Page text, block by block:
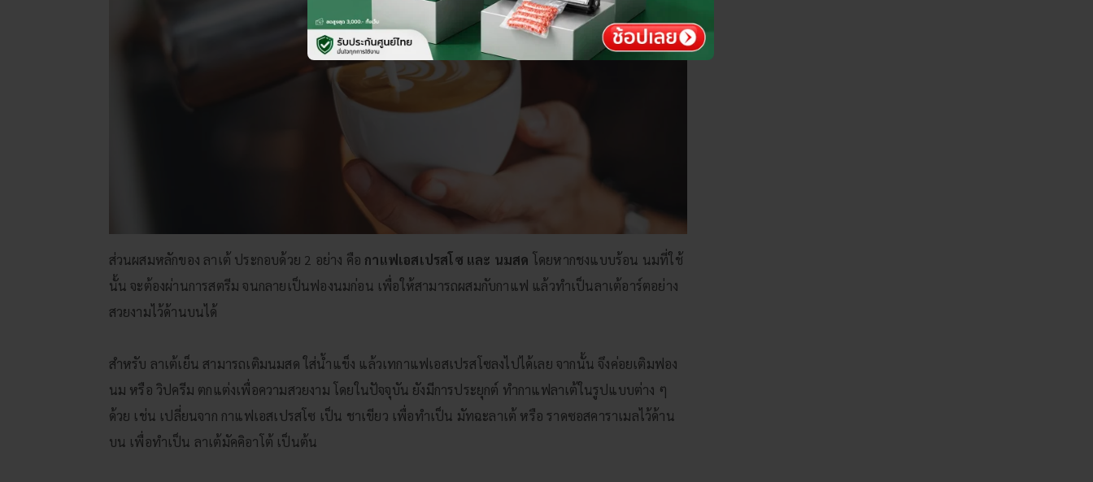
ส่วนผสมหลักของ ลาเต้ ประกอบด้วย 2 อย่าง คือ กาแฟเอสเปรสโซ และ นมสด โดยหากชงแบบร้อน นมที่ใช้
นั้น จะต้องผ่านการสตรีม จนกลายเป็นฟองนมก่อน เพื่อให้สามารถผสมกับกาแฟ แล้วทำเป็นลาเต้อาร์ตอย่าง
สวยงามไว้ด้านบนได้
สำหรับ ลาเต้เย็น สามารถเติมนมสด ใส่น้ำแข็ง แล้วเทกาแฟเอสเปรสโซลงไปได้เลย จากนั้น จึงค่อยเติมฟอง
นม หรือ วิปครีม ตกแต่งเพื่อความสวยงาม โดยในปัจจุบัน ยังมีการประยุกต์ ทำกาแฟลาเต้ในรูปแบบต่าง ๆ
ด้วย เช่น เปลี่ยนจาก กาแฟเอสเปรสโซ เป็น ชาเขียว เพื่อทำเป็น มัทฉะลาเต้ หรือ ราดซอสคาราเมลไว้ด้าน
บน เพื่อทำเป็น ลาเต้มัคคิอาโต้ เป็นต้น